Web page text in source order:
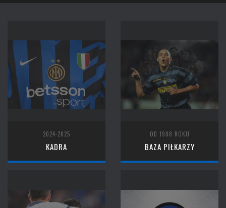
2024-2025
KADRA
OD 1908 ROKU
BAZA PIŁKARZY